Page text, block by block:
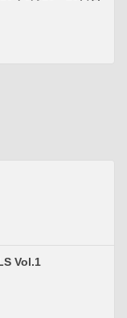
Vol.1